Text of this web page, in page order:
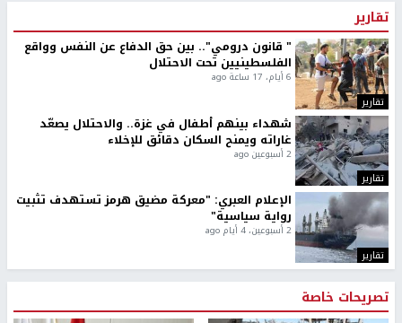
تقارير
تقارير
" قانون درومي".. بين حق الدفاع عن النفس وواقع
الفلسطينيين تحت الاحتلال
6 أيام، 17 ساعة ago
تقارير
شهداء بينهم أطفال في غزة.. والاحتلال يصعّد
غاراته ويمنح السكان دقائق للإخلاء
2 أسبوعين ago
تقارير
الإعلام العبري: "معركة مضيق هرمز تستهدف تثبيت
رواية سياسية"
2 أسبوعين، 4 أيام ago
تصريحات خاصة